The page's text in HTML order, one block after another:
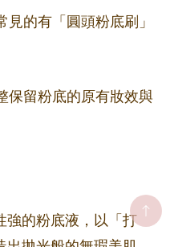
的有「圓頭粉底刷」
保留粉底的原有妝效與
強的粉底液，以「打